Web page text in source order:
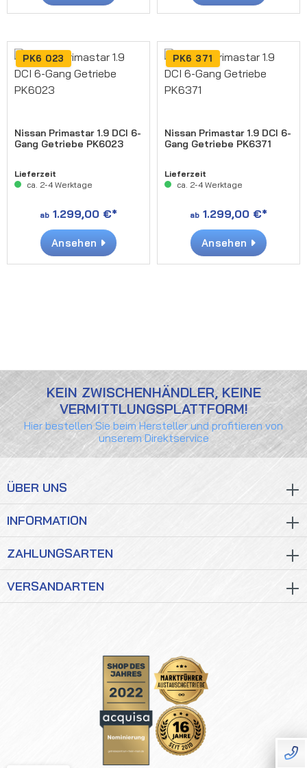
PK6 023
Nissan Primastar 1.9 DCI 6-
Gang Getriebe PK6023
Lieferzeit
ca. 2-4 Werktage
ab 1.299,00 €*
Ansehen
PK6 371
Nissan Primastar 1.9 DCI 6-
Gang Getriebe PK6371
Lieferzeit
ca. 2-4 Werktage
ab 1.299,00 €*
Ansehen
KEIN ZWISCHENHÄNDLER, KEINE
VERMITTLUNGSPLATTFORM!
Hier bestellen Sie beim Hersteller und profitieren von
unserem Direktservice
ÜBER UNS
INFORMATION
ZAHLUNGSARTEN
VERSANDARTEN